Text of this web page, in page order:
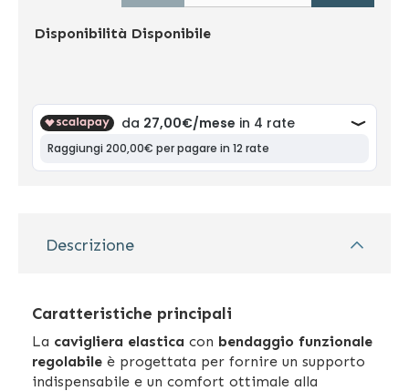
Disponibilità Disponibile
Descrizione
Caratteristiche principali
La cavigliera elastica con bendaggio funzionale
regolabile è progettata per fornire un supporto
indispensabile e un comfort ottimale alla